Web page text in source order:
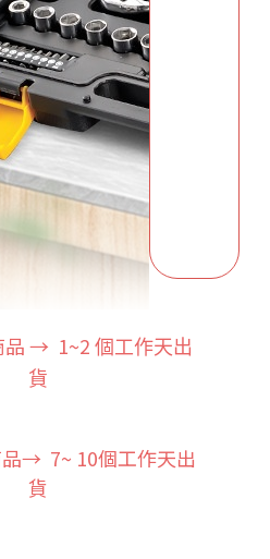
品 → 1~2 個工作天出
貨
→ 7~ 10個工作天出
貨